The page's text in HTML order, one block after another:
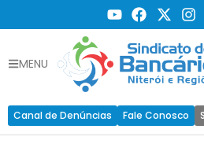
MENU
Canal de Denúncias Fale Conosco